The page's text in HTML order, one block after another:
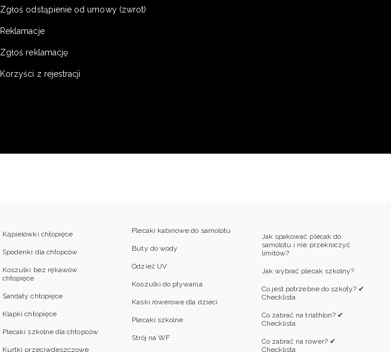
Zgłoś odstąpienie od umowy (zwrot)
Reklamacje
Zgłoś reklamację
Korzyści z rejestracji
Kąpielówki chłopięce
Spodenki dla chłopców
Koszulki bez rękawów
chłopięce
Sandały chłopięce
Klapki chłopięce
Plecaki szkolne dla chłopców
Kurtki przeciwdeszczowe
Plecaki kabinowe do samolotu
Buty do wody
Odzież UV
Koszulki do pływania
Kaski rowerowe dla dzieci
Plecaki szkolne
Strój na WF
Jak spakować plecak do
samolotu i nie przekroczyć
limitów?
Jak wybrać plecak szkolny?
Co jest potrzebne do szkoły? ✔
Checklista
Co zabrać na triathlon? ✔
Checklista
Co zabrać na rower? ✔
Checklista